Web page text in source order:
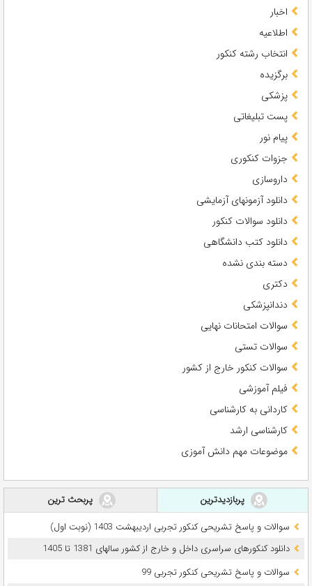
اخبار
اطلاعیه
انتخاب رشته کنکور
برگزیده
پزشکی
پست تبلیغاتی
پیام نور
جزوات کنکوری
داروسازی
دانلود آزمونهای آزمایشی
دانلود سوالات کنکور
دانلود کتب دانشگاهی
دسته بندی نشده
دکتری
دندانپزشکی
سوالات امتحانات نهایی
سوالات تستی
سوالات کنکور خارج از کشور
فیلم آموزشی
کاردانی به کارشناسی
کارشناسی ارشد
موضوعات مهم دانش آموزی
پربازدیدترین
پربحث ترین
سوالات و پاسخ تشریحی کنکور تجربی اردیبهشت 1403 (نوبت اول)
دانلود کنکورهای سراسری داخل و خارج از کشور سالهای 1381 تا 1405
سوالات و پاسخ تشریحی کنکور تجربی 99